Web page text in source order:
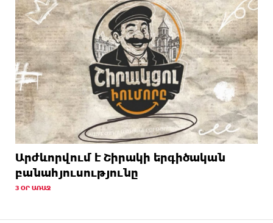
Արժևորվում է Շիրակի երգիծական
բանահյուսությունը
3 ՕՐ ԱՌԱՋ